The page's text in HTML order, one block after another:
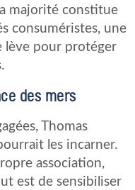
majorité constitue
consuméristes, une
lève pour protéger
des mers
Thomas
les incarner.
association,
est de sensibiliser